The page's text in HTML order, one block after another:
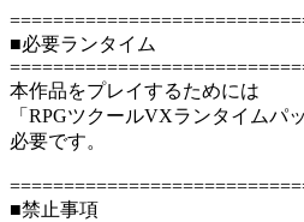
■必要ランタイム
本作品をプレイするためには
「RPGツクールVXランタイムパ
必要です。
■禁止事項